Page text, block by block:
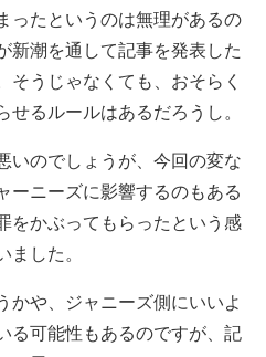
ったというのは無理があるの
新潮を通して記事を発表した
そうじゃなくても、おそらく
せるルールはあるだろうし。
いのでしょうが、今回の変な
ーニーズに影響するのもある
をかぶってもらったという感
ました。
かや、ジャニーズ側にいいよ
る可能性もあるのですが、記